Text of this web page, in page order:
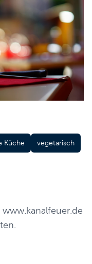
Küche vegetarisch